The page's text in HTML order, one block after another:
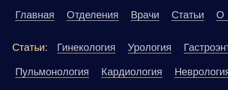
Главная Отделения Врачи Статьи О
Статьи: Гинекология Урология
Пульмонология Кардиология